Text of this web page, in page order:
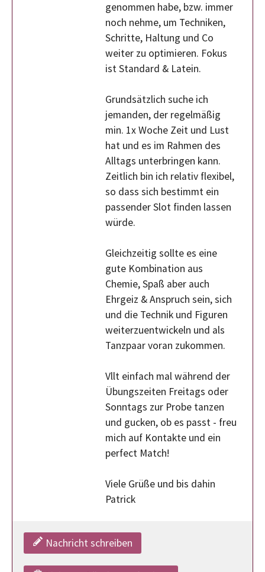
genommen habe, bzw. immer
noch nehme, um Techniken,
Schritte, Haltung und Co
weiter zu optimieren. Fokus
ist Standard & Latein.
Grundsätzlich suche ich
jemanden, der regelmäßig
min. 1x Woche Zeit und Lust
hat und es im Rahmen des
Alltags unterbringen kann.
Zeitlich bin ich relativ flexibel,
so dass sich bestimmt ein
passender Slot finden lassen
würde.
Gleichzeitig sollte es eine
gute Kombination aus
Chemie, Spaß aber auch
Ehrgeiz & Anspruch sein, sich
und die Technik und Figuren
weiterzuentwickeln und als
Tanzpaar voran zukommen.
Vllt einfach mal während der
Übungszeiten Freitags oder
Sonntags zur Probe tanzen
und gucken, ob es passt - freu
mich auf Kontakte und ein
perfect Match!
Viele Grüße und bis dahin
Patrick
Nachricht schreiben